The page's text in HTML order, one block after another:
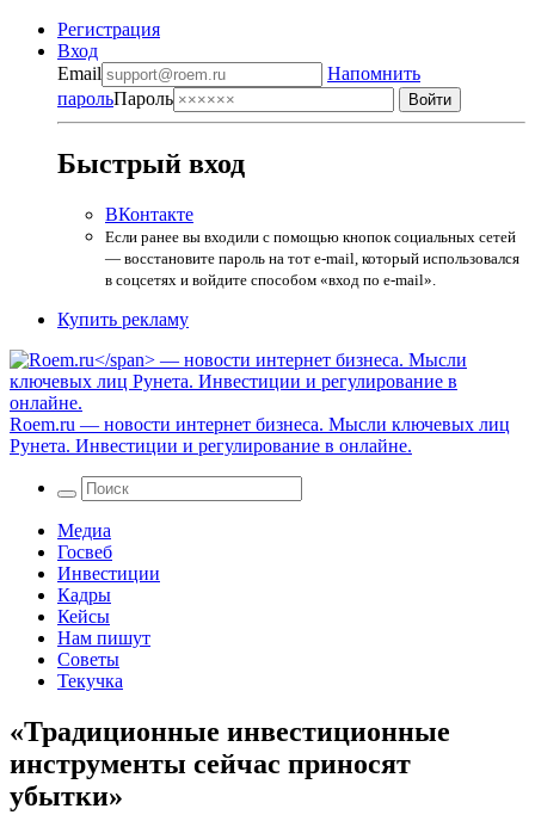
Регистрация
Вход
Email
Напомнить
парольПароль
Быстрый вход
ВКонтакте
Если ранее вы входили с помощью кнопок социальных сетей
— восстановите пароль на тот e-mail, который использовался
в соцсетях и войдите способом «вход по e-mail».
Купить рекламу
Roem.ru — новости интернет бизнеса. Мысли ключевых лиц
Рунета. Инвестиции и регулирование в онлайне.
Медиа
Госвеб
Инвестиции
Кадры
Кейсы
Нам пишут
Советы
Текучка
«Традиционные инвестиционные
инструменты сейчас приносят
убытки»